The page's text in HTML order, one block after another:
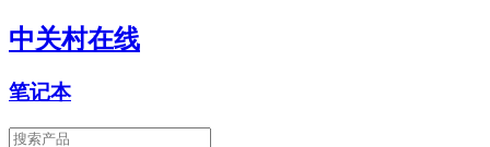
中关村在线
笔记本